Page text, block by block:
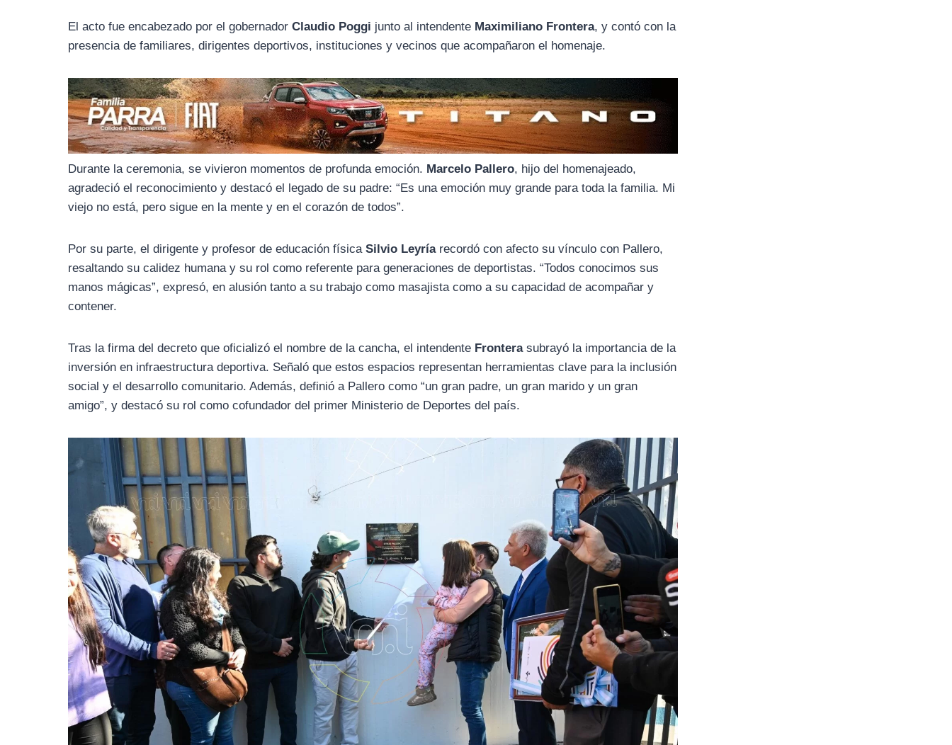
El acto fue encabezado por el gobernadorClaudio Poggi junto al intendente Maximiliano Frontera, y contó con la
presencia de familiares, dirigentes deportivos, instituciones y vecinos que acompañaron el homenaje.
Durante la ceremonia, se vivieron momentos de profunda emoción. Marcelo Pallero, hijo del homenajeado,
agradeció el reconocimiento y destacó el legado de su padre: “Es una emoción muy grande para toda la familia. Mi
viejo no está, pero sigue en la mente y en el corazón de todos”.
Por su parte, el dirigente y profesor de educación físicaSilvio Leyríarecordó con afecto su vínculo con Pallero,
resaltando su calidez humana y su rol como referente para generaciones de deportistas. “Todos conocimos sus
manos mágicas”, expresó, en alusión tanto a su trabajo como masajista como a su capacidad de acompañar y
contener.
Tras la firma del decreto que oficializó el nombre de la cancha, el intendente Fronterasubrayó la importancia de la
inversión en infraestructura deportiva. Señaló que estos espacios representan herramientas clave para la inclusión
social y el desarrollo comunitario. Además, definió a Pallero como “un gran padre, un gran marido y un gran
amigo”, y destacó su rol como cofundador del primer Ministerio de Deportes del país.